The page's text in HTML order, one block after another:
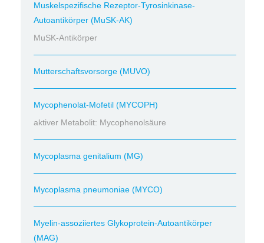
Muskelspezifische Rezeptor-Tyrosinkinase-
Autoantikörper (MuSK-AK)
MuSK-Antikörper
Mutterschaftsvorsorge (MUVO)
Mycophenolat-Mofetil (MYCOPH)
aktiver Metabolit: Mycophenolsäure
Mycoplasma genitalium (MG)
Mycoplasma pneumoniae (MYCO)
Myelin-assoziiertes Glykoprotein-Autoantikörper
(MAG)